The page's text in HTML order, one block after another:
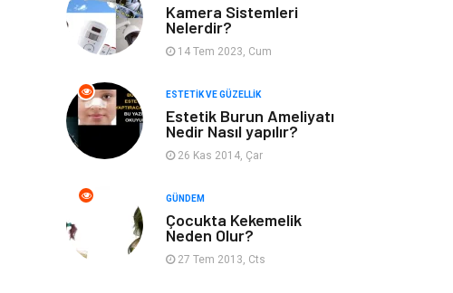
Kadın Hastalıkları Alternatif Tıp
Mobilya
Beslenme Çocuk Gelişimi
Psikolojik
Tatil
Kanser
Pratik Sağlık
Bilgileri
Kamera Sistemleri
Nelerdir?
14 Tem 2023, Cum
ESTETIK VE GÜZELLIK
Estetik Burun Ameliyatı
Nedir Nasıl yapılır?
26 Kas 2014, Çar
GÜNDEM
Çocukta Kekemelik
Neden Olur?
27 Tem 2013, Cts